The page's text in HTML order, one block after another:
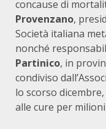
concause di
Provenzano,
Società italiana
nonché
Partinico, in
condiviso
lo scorso
alle cure per